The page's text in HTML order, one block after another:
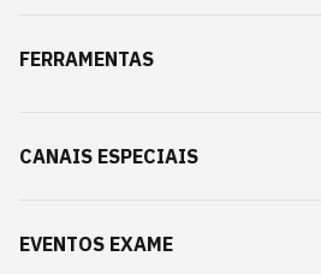
FERRAMENTAS
CANAIS ESPECIAIS
EVENTOS EXAME